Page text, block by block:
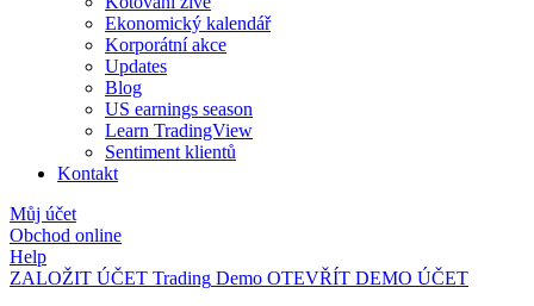
Ekonomický kalendář
Korporátní akce
Updates
Blog
US earnings season
Learn TradingView
Sentiment klientů
Kontakt
Můj účet
Obchod online
Help
ZALOŽIT ÚČET Trading Demo OTEVŘÍT DEMO ÚČET